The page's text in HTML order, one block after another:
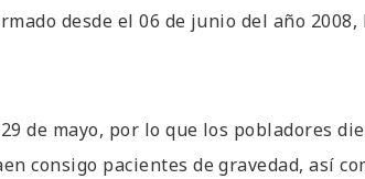
desde el 06 de junio del año 2008,
de mayo, por lo que los pobladores
consigo pacientes de gravedad, así